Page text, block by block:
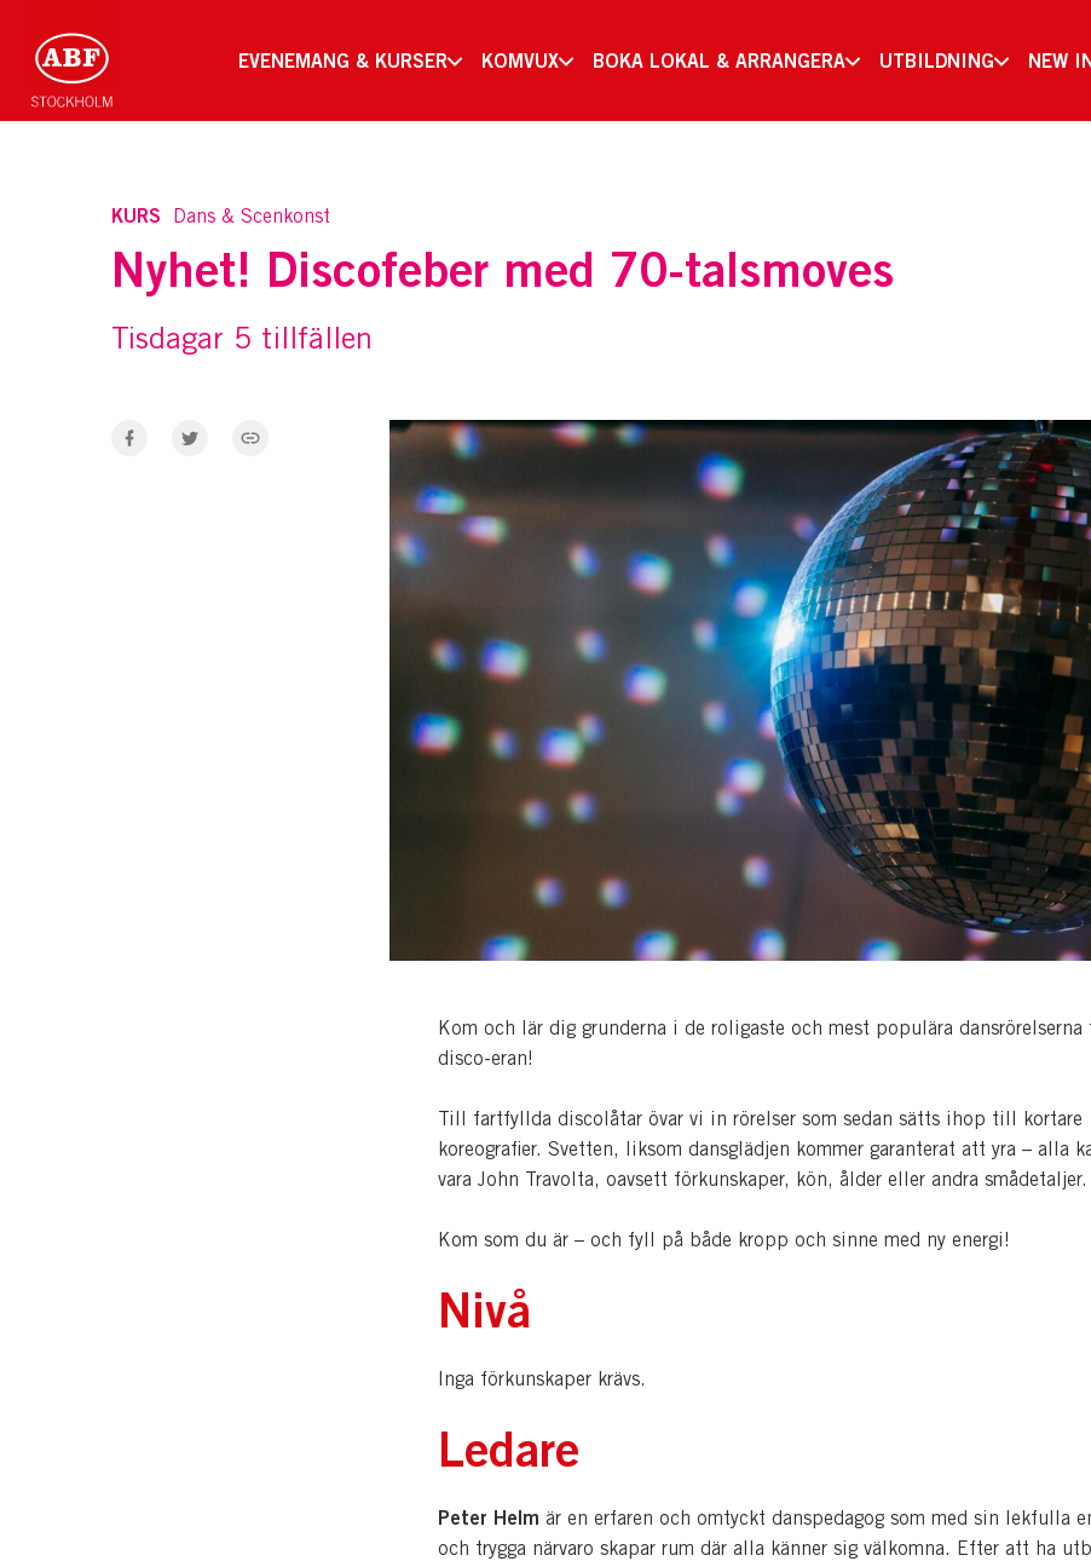
EVENEMANG & KURSER KOMVUX BOKA LOKAL & ARRANGERA UTBILDNING NEW
KURS Dans & Scenkonst
Nyhet! Discofeber med 70-talsmoves
Tisdagar 5 tillfällen
Kom och lär dig grunderna i de roligaste och mest populära dansrörelserna
disco-eran!
Till fartfyllda discolåtar övar vi in rörelser som sedan sätts ihop till kortare
koreografier. Svetten, liksom dansglädjen kommer garanterat att yra – alla
vara John Travolta, oavsett förkunskaper, kön, ålder eller andra smådetaljer.
Kom som du är – och fyll på både kropp och sinne med ny energi!
Nivå
Inga förkunskaper krävs.
Ledare
Peter Helm är en erfaren och omtyckt danspedagog som med sin lekfulla
och trygga närvaro skapar rum där alla känner sig välkomna. Efter att ha